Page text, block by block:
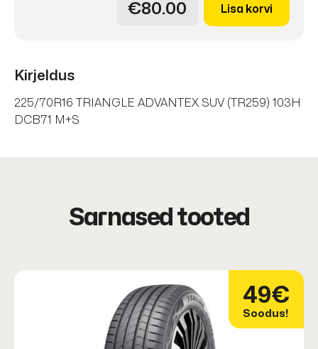
€80.00 Lisa korvi
Kirjeldus
225/70R16 TRIANGLE ADVANTEX SUV (TR259) 103H
DCB71 M+S
Sarnased tooted
49€
Soodus!